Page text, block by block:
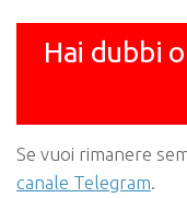
Hai dubbi
Se vuoi rimanere
canale Telegram.